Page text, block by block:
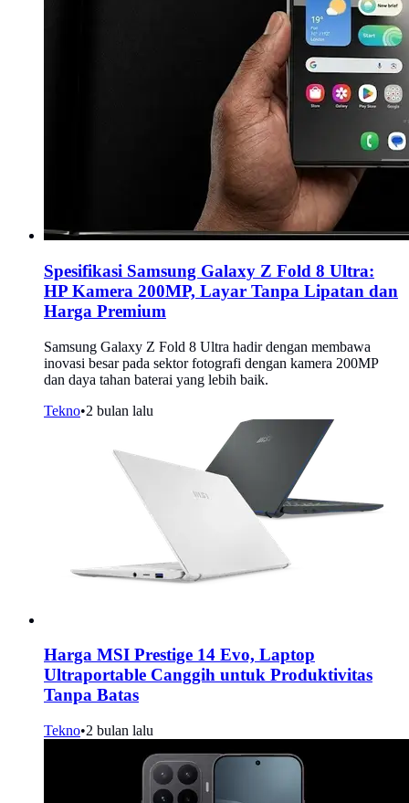
Spesifikasi Samsung Galaxy Z Fold 8 Ultra:
HP Kamera 200MP, Layar Tanpa Lipatan dan
Harga Premium
Samsung Galaxy Z Fold 8 Ultra hadir dengan membawa
inovasi besar pada sektor fotografi dengan kamera 200MP
dan daya tahan baterai yang lebih baik.
Tekno•2 bulan lalu
Harga MSI Prestige 14 Evo, Laptop
Ultraportable Canggih untuk Produktivitas
Tanpa Batas
Tekno•2 bulan lalu